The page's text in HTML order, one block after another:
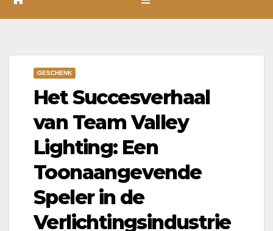
GESCHENK
Het Succesverhaal
van Team Valley
Lighting: Een
Toonaangevende
Speler in de
Verlichtingsindustrie